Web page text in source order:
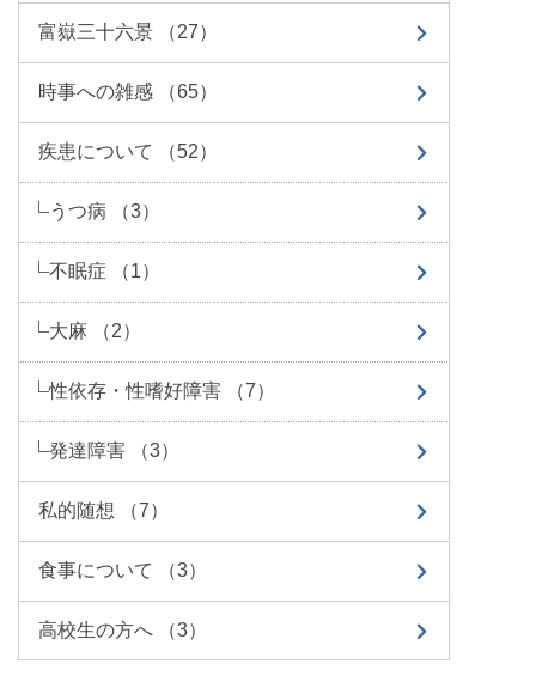
富嶽三十六景 （27）
時事への雑感 （65）
疾患について （52）
うつ病 （3）
不眠症 （1）
大麻 （2）
性依存・性嗜好障害 （7）
発達障害 （3）
私的随想 （7）
食事について （3）
高校生の方へ （3）